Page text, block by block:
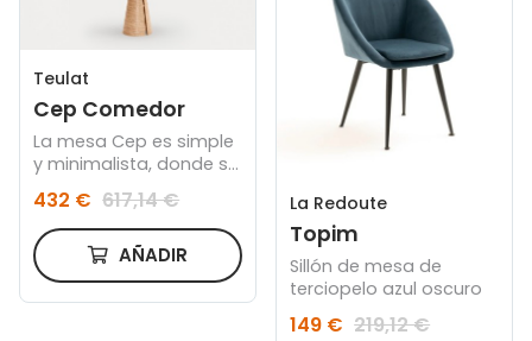
hace único.
hace único.
Teulat
Cep Comedor
La mesa Cep es simple
y minimalista, donde se
ha buscado sacar el
máximo rendimiento al
proceso de
construcción de las
piezas: el curvado de
madera.
432 € 617,14 €
AÑADIR
La Redoute
Topim
Sillón de mesa de
terciopelo azul oscuro
149 € 219,12 €